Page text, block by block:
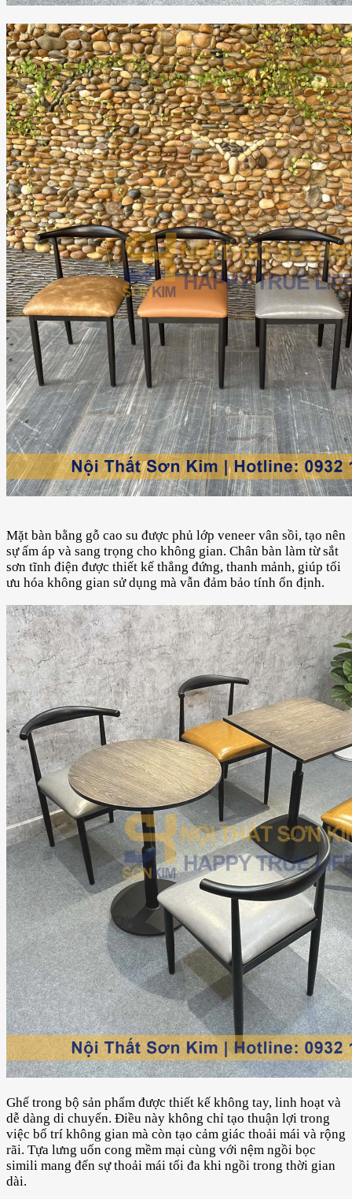
Mặt bàn bằng gỗ cao su được phủ lớp veneer vân sồi, tạo nên
sự ấm áp và sang trọng cho không gian. Chân bàn làm từ sắt
sơn tĩnh điện được thiết kế thẳng đứng, thanh mảnh, giúp tối
ưu hóa không gian sử dụng mà vẫn đảm bảo tính ổn định.
Ghế trong bộ sản phẩm được thiết kế không tay, linh hoạt và
dễ dàng di chuyển. Điều này không chỉ tạo thuận lợi trong
việc bố trí không gian mà còn tạo cảm giác thoải mái và rộng
rãi. Tựa lưng uốn cong mềm mại cùng với nệm ngồi bọc
simili mang đến sự thoải mái tối đa khi ngồi trong thời gian
dài.